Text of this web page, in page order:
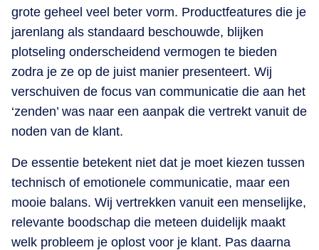
grote geheel veel beter vorm. Productfeatures die je
jarenlang als standaard beschouwde, blijken
plotseling onderscheidend vermogen te bieden
zodra je ze op de juist manier presenteert. Wij
verschuiven de focus van communicatie die aan het
‘zenden’ was naar een aanpak die vertrekt vanuit de
noden van de klant.
De essentie betekent niet dat je moet kiezen tussen
technisch of emotionele communicatie, maar een
mooie balans. Wij vertrekken vanuit een menselijke,
relevante boodschap die meteen duidelijk maakt
welk probleem je oplost voor je klant. Pas daarna